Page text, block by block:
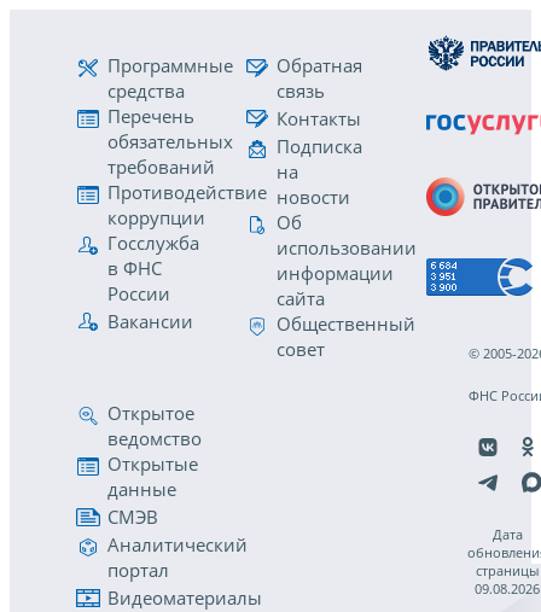
Программные
средства
Перечень
обязательных
требований
Противодействие
коррупции
Госслужба
в ФНС
России
Вакансии
Обратная
связь
Контакты
Подписка
на
новости
Об
использовании
информации
сайта
Общественный
совет
Открытое
ведомство
Открытые
данные
СМЭВ
Аналитический
портал
Видеоматериалы
© 2005-
ФНС
Дата
страницы
09.08.2026